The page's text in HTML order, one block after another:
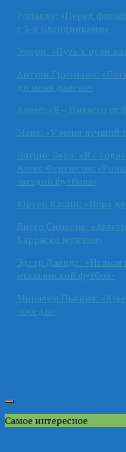
Роналду: «Перед
с 3-я блондинками»
Эмери: «Путь к цели
Антуан Гризманн:
до меня далеко»
Алвес: «Я – Пикассо от
Мане: «У меня лучший
Патрис Эвра: «Я с
Алекс Фергюсон:
звездой футбола»
Юрген Клопп: «Пора
Диего Симеоне:
Карраско мужчин»
Эдгар Давидс:
итальянский футбол»
Миралем Пьянич:
победы»
Самое интересное